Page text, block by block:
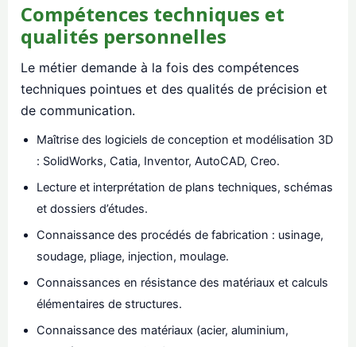
Compétences techniques et
qualités personnelles
Le métier demande à la fois des compétences
techniques pointues et des qualités de précision et
de communication.
Maîtrise des logiciels de conception et modélisation 3D
: SolidWorks, Catia, Inventor, AutoCAD, Creo.
Lecture et interprétation de plans techniques, schémas
et dossiers d’études.
Connaissance des procédés de fabrication : usinage,
soudage, pliage, injection, moulage.
Connaissances en résistance des matériaux et calculs
élémentaires de structures.
Connaissance des matériaux (acier, aluminium,